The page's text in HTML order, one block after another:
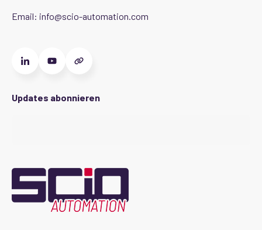
Email: info@scio-automation.com
Updates abonnieren